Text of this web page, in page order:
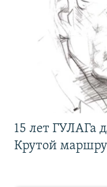
15 лет ГУЛАГа
Крутой